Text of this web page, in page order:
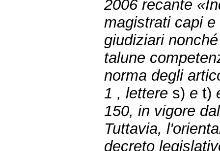
2006 recante
magistrati capi
giudiziari
talune
norma degli
1 , lettere s) e t)
150, in vigore
Tuttavia,
decreto